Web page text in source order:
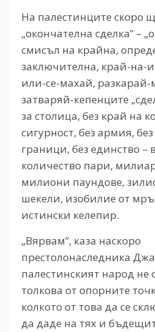
На палестинците скоро
„окончателна сделка” –
смисъл на крайна,
заключителна, край-на-
или-се-махай, разкарай-
затваряй-кепенците
за столица, без край на
сигурност, без армия,
граници, без единство –
количество пари,
милиони паундове,
шекели, изобилие от
истински келепир.
„Вярвам”, каза наскоро
престолонаследника
палестинският народ не
толкова от опорните
колкото от това да се
да даде на тях и